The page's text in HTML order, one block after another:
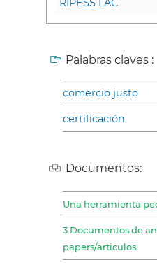
RIPESS LAC
Palabras claves :
comercio justo
certificación
Documentos:
Una herramienta
3 Documentos de
papers/articulos